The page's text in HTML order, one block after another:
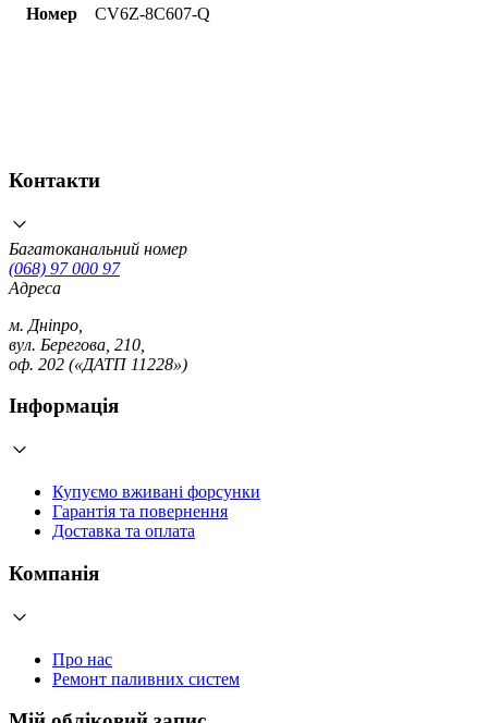
Номер
CV6Z-8C607-Q
Контакти
Багатоканальний номер
(068) 97 000 97
Адреса
м. Дніпро,
вул. Берегова, 210,
оф. 202 («ДАТП 11228»)
Інформація
Купуємо вживані форсунки
Гарантія та повернення
Доставка та оплата
Компанія
Про нас
Ремонт паливних систем